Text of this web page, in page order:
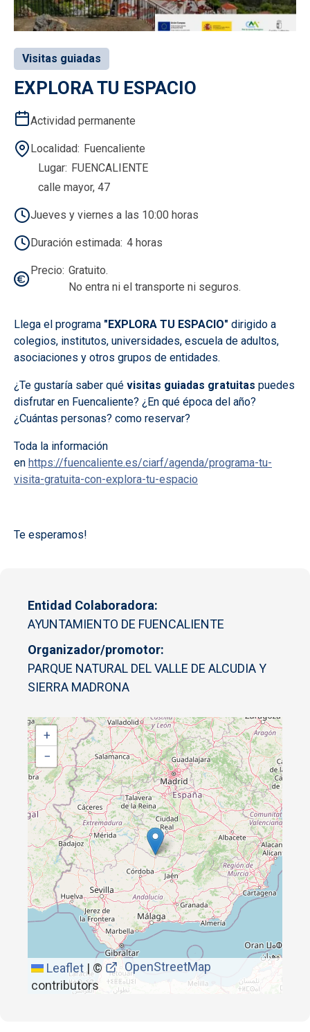
Visitas guiadas
EXPLORA TU ESPACIO
Actividad permanente
Localidad Fuencaliente
Lugar FUENCALIENTE
calle mayor, 47
Jueves y viernes a las 10:00 horas
Duración estimada 4 horas
Precio Gratuito.
No entra ni el transporte ni seguros.
Llega el programa "EXPLORA TU ESPACIO" dirigido a
colegios, institutos, universidades, escuela de adultos,
asociaciones y otros grupos de entidades.
¿Te gustaría saber qué visitas guiadas gratuitas puedes
disfrutar en Fuencaliente? ¿En qué época del año?
¿Cuántas personas? como reservar?
Toda la información
en https://fuencaliente.es/ciarf/agenda/programa-tu-
visita-gratuita-con-explora-tu-espacio
Te esperamos!
Entidad Colaboradora
AYUNTAMIENTO DE FUENCALIENTE
Organizador/promotor
PARQUE NATURAL DEL VALLE DE ALCUDIA Y
SIERRA MADRONA
+
−
Leaflet| ©
OpenStreetMap
contributors